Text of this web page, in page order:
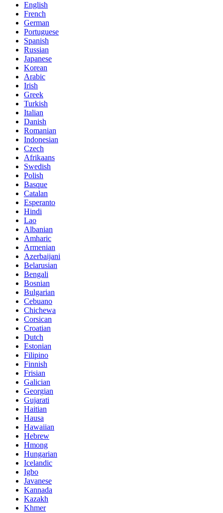
English
French
German
Portuguese
Spanish
Russian
Japanese
Korean
Arabic
Irish
Greek
Turkish
Italian
Danish
Romanian
Indonesian
Czech
Afrikaans
Swedish
Polish
Basque
Catalan
Esperanto
Hindi
Lao
Albanian
Amharic
Armenian
Azerbaijani
Belarusian
Bengali
Bosnian
Bulgarian
Cebuano
Chichewa
Corsican
Croatian
Dutch
Estonian
Filipino
Finnish
Frisian
Galician
Georgian
Gujarati
Haitian
Hausa
Hawaiian
Hebrew
Hmong
Hungarian
Icelandic
Igbo
Javanese
Kannada
Kazakh
Khmer